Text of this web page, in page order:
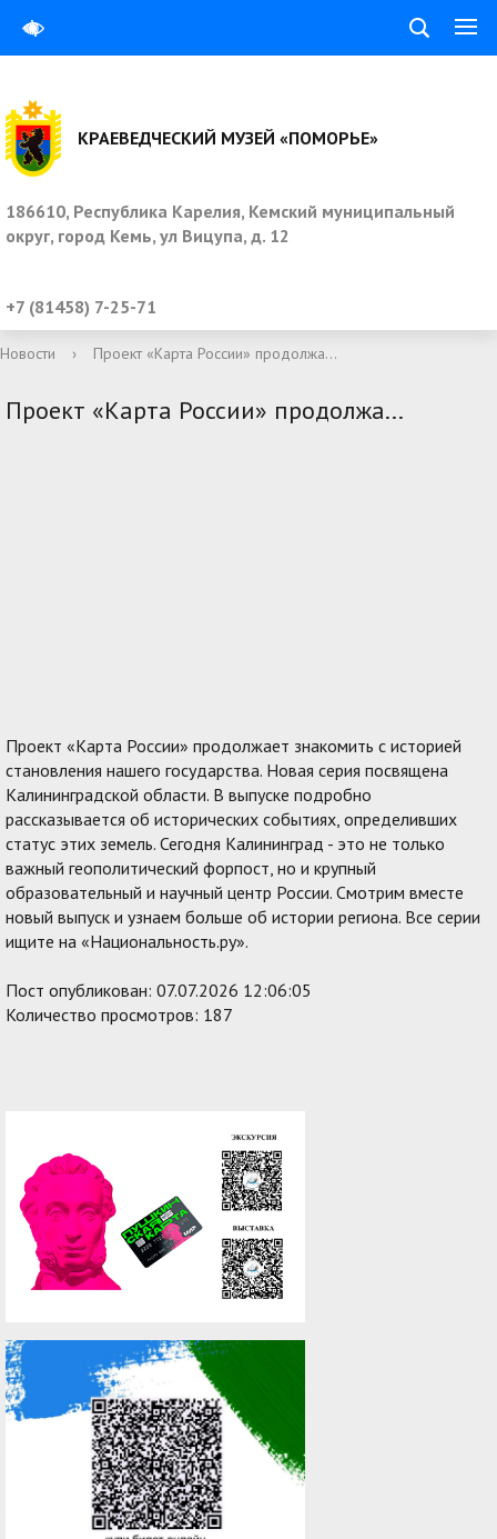
КРАЕВЕДЧЕСКИЙ МУЗЕЙ «ПОМОРЬЕ»
186610, Республика Карелия, Кемский муниципальный
округ, город Кемь, ул Вицупа, д. 12
+7 (81458) 7-25-71
Новости › Проект «Карта России» продолжа...
Проект «Карта России» продолжа...
Проект «Карта России» продолжает знакомить с историей
становления нашего государства. Новая серия посвящена
Калининградской области. В выпуске подробно
рассказывается об исторических событиях, определивших
статус этих земель. Сегодня Калининград - это не только
важный геополитический форпост, но и крупный
образовательный и научный центр России. Смотрим вместе
новый выпуск и узнаем больше об истории региона. Все серии
ищите на «Национальность.ру».
Пост опубликован: 07.07.2026 12:06:05
Количество просмотров: 187